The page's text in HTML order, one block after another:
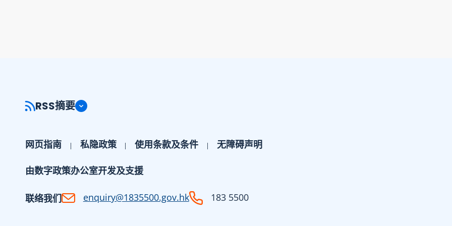
RSS摘要
网页指南 私隐政策 使用条款及条件 无障碍声明
由数字政策办公室开发及支援
联络我们 enquiry@1835500.gov.hk 183 5500